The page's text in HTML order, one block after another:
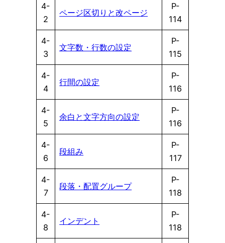
4-
2
ページ区切りと改ページ
P-
114
4-
3
文字数・行数の設定
P-
115
4-
4
行間の設定
P-
116
4-
5
余白と文字方向の設定
P-
116
4-
6
段組み
P-
117
4-
7
段落・配置グループ
P-
118
4-
8
インデント
P-
118